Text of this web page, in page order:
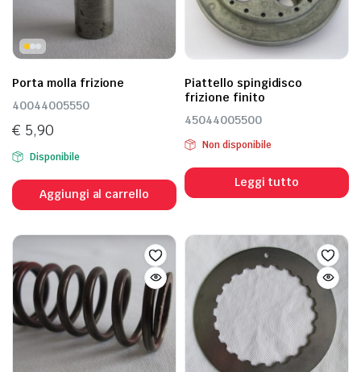
Porta molla frizione
40044005550
€ 5,90
Disponibile
Aggiungi al carrello
Piattello spingidisco
frizione finito
45044005500
Non disponibile
Leggi tutto